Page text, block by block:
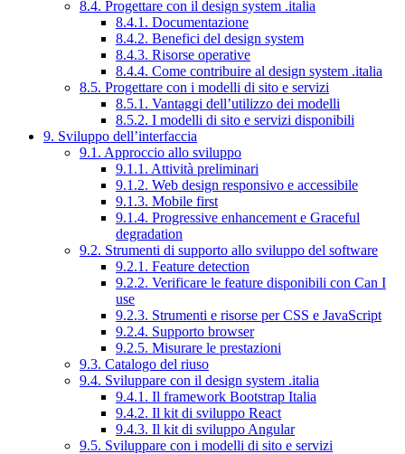
8.4. Progettare con il design system .italia
8.4.1. Documentazione
8.4.2. Benefici del design system
8.4.3. Risorse operative
8.4.4. Come contribuire al design system .italia
8.5. Progettare con i modelli di sito e servizi
8.5.1. Vantaggi dell’utilizzo dei modelli
8.5.2. I modelli di sito e servizi disponibili
9. Sviluppo dell’interfaccia
9.1. Approccio allo sviluppo
9.1.1. Attività preliminari
9.1.2. Web design responsivo e accessibile
9.1.3. Mobile first
9.1.4. Progressive enhancement e Graceful
degradation
9.2. Strumenti di supporto allo sviluppo del software
9.2.1. Feature detection
9.2.2. Verificare le feature disponibili con Can I
use
9.2.3. Strumenti e risorse per CSS e JavaScript
9.2.4. Supporto browser
9.2.5. Misurare le prestazioni
9.3. Catalogo del riuso
9.4. Sviluppare con il design system .italia
9.4.1. Il framework Bootstrap Italia
9.4.2. Il kit di sviluppo React
9.4.3. Il kit di sviluppo Angular
9.5. Sviluppare con i modelli di sito e servizi